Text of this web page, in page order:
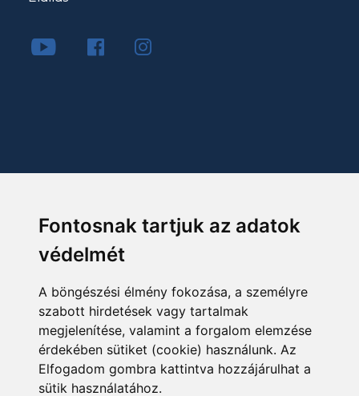
Fontosnak tartjuk az adatok
védelmét
A böngészési élmény fokozása, a személyre
szabott hirdetések vagy tartalmak
megjelenítése, valamint a forgalom elemzése
érdekében sütiket (cookie) használunk. Az
Elfogadom gombra kattintva hozzájárulhat a
sütik használatához.